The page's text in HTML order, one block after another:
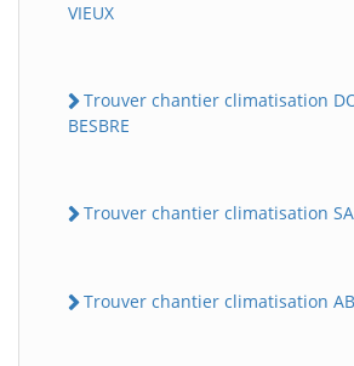
VIEUX
Trouver chantier climatisation
BESBRE
Trouver chantier climatisation
Trouver chantier climatisation